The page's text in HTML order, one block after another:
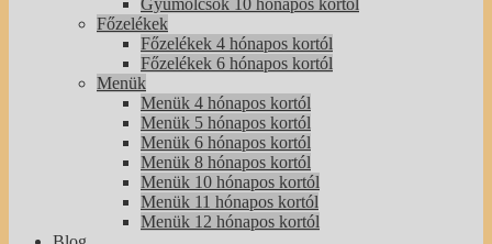
Főzelékek
Főzelékek 4 hónapos kortól
Főzelékek 6 hónapos kortól
Menük
Menük 4 hónapos kortól
Menük 5 hónapos kortól
Menük 6 hónapos kortól
Menük 8 hónapos kortól
Menük 10 hónapos kortól
Menük 11 hónapos kortól
Menük 12 hónapos kortól